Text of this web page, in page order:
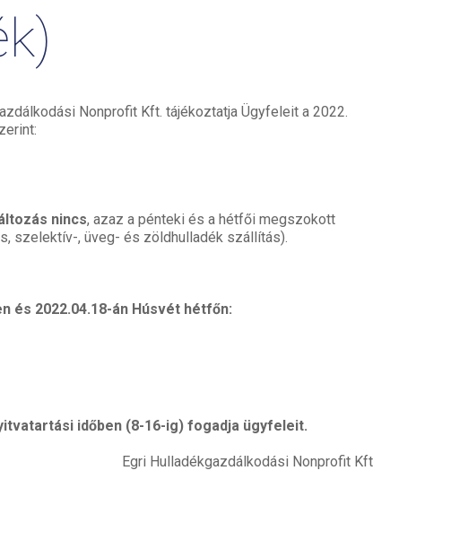
Nonprofit Kft. tájékoztatja Ügyfeleit a 2022.
nincs, azaz a pénteki és a hétfői megszokott
szelektív-, üveg- és zöldhulladék szállítás).
és 2022.04.18-án Húsvét hétfőn:
időben (8-16-ig) fogadja ügyfeleit.
Egri Hulladékgazdálkodási Nonprofit Kft